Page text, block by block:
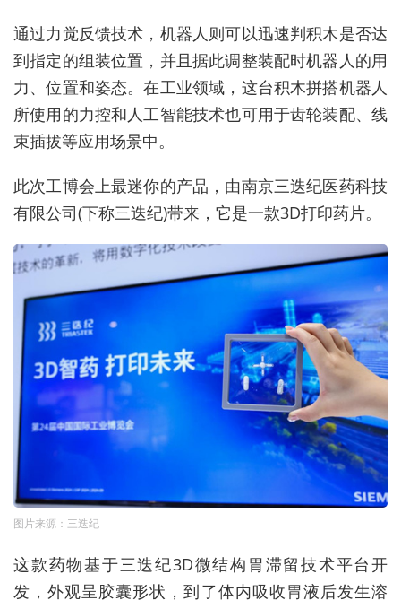
通过力觉反馈技术，机器人则可以迅速判积木是否达
到指定的组装位置，并且据此调整装配时机器人的用
力、位置和姿态。在工业领域，这台积木拼搭机器人
所使用的力控和人工智能技术也可用于齿轮装配、线
束插拔等应用场景中。
此次工博会上最迷你的产品，由南京三迭纪医药科技
有限公司(下称三迭纪)带来，它是一款3D打印药片。
图片来源：三迭纪
这款药物基于三迭纪3D微结构胃滞留技术平台开
发，外观呈胶囊形状，到了体内吸收胃液后发生溶